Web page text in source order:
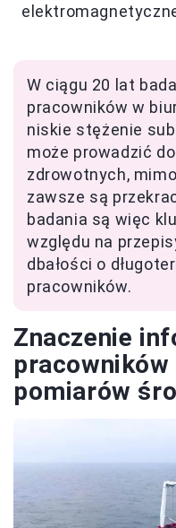
W ciągu 20 lat
pracowników w
niskie stężenie
może prowadzić
zdrowotnych,
zawsze są
badania są więc
względu na
dbałości o
pracowników.
Znaczenie
pomiarów